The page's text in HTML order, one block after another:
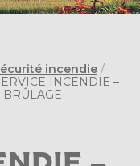
incendie /
INCENDIE –
BRÛLAGE